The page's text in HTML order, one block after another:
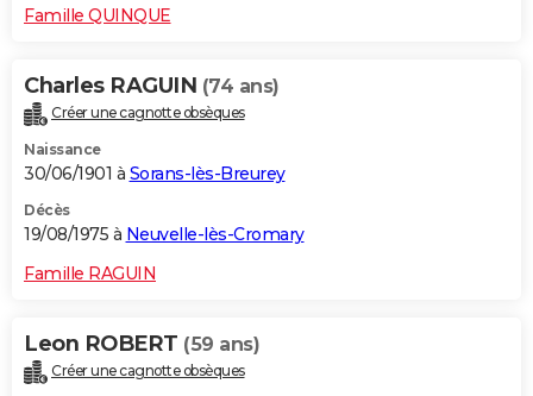
Famille QUINQUE
Charles RAGUIN (74 ans)
Créer une cagnotte obsèques
Naissance
30/06/1901 à Sorans-lès-Breurey
Décès
19/08/1975 à Neuvelle-lès-Cromary
Famille RAGUIN
Leon ROBERT (59 ans)
Créer une cagnotte obsèques